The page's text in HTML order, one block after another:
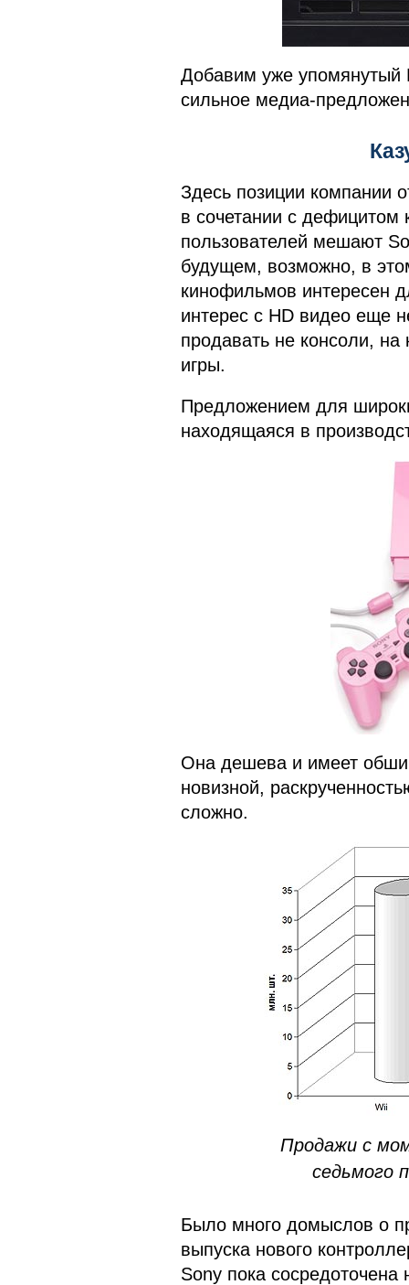
Добавим уже упомянутый
сильное медиа-
Здесь позиции компании
в сочетании с дефицитом
пользователей мешают
будущем, возможно, в
кинофильмов интересен
интерес с HD видео еще
продавать не консоли, на
игры.
Предложением для
находящаяся в
Она дешева и имеет
новизной,
сложно.
Продажи с
седьмого
Было много домыслов о
выпуска нового
Sony пока